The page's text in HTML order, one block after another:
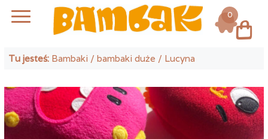
Tu jesteś: Bambaki /bambaki duże / Lucyna
Log in
0